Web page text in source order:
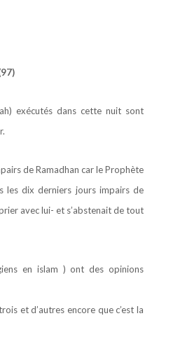
exécutés dans cette nuit sont
de Ramadhan car le Prophète
les dix derniers jours impairs de
avec lui- et s’abstenait de tout
en islam ) ont des opinions
et d’autres encore que c’est la